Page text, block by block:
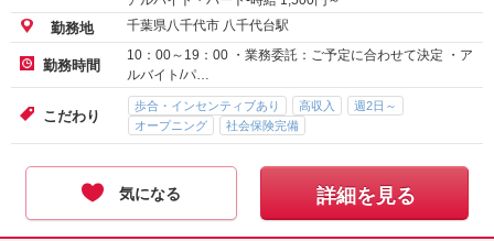
勤務地 千葉県八千代市 八千代台駅
勤務時間
10：00～19：00 ・業務委託：ご予定に合わせて決定 ・ア
ルバイト/パ…
こだわり
歩合・インセンティブあり 高収入
週2日～
オープニング
社会保険完備
気になる 詳細を見る